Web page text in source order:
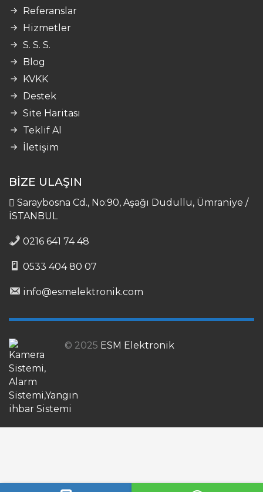
Referanslar
Hizmetler
S. S. S.
Blog
KVKK
Destek
Site Haritası
Teklif Al
İletişim
BİZE ULAŞIN
Saraybosna Cd., No:90, Aşağı Dudullu, Ümraniye /
İSTANBUL
0216 641 74 48
0533 404 80 07
info@esmelektronik.com
© 2025 ESM Elektronik